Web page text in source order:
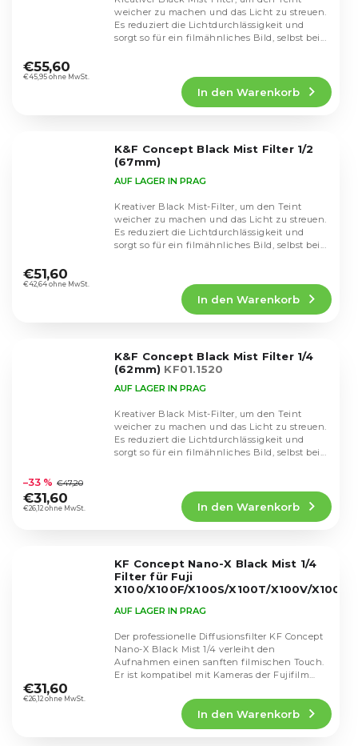
durchschnittliche
Produktbewertung
€45,95 ohne MwSt.
€55,60
In den Warenkorb
weicher zu machen und das Licht zu streuen.
Es reduziert die Lichtdurchlässigkeit und
sorgt so für ein filmähnliches Bild, selbst bei...
K&F Concept Black Mist Filter 1/2
(67mm)
durchschnittliche
Produktbewertung
AUF LAGER IN PRAG
€42,64 ohne MwSt.
€51,60
In den Warenkorb
Kreativer Black Mist-Filter, um den Teint
weicher zu machen und das Licht zu streuen.
Es reduziert die Lichtdurchlässigkeit und
sorgt so für ein filmähnliches Bild, selbst bei...
K&F Concept Black Mist Filter 1/4
(62mm) KF01.1520
durchschnittliche
Produktbewertung
ist
AUF LAGER IN PRAG
€26,12 ohne MwSt.
–33 % €47,20
€31,60
In den Warenkorb
Kreativer Black Mist-Filter, um den Teint
weicher zu machen und das Licht zu streuen.
Es reduziert die Lichtdurchlässigkeit und
sorgt so für ein filmähnliches Bild, selbst bei...
KF Concept Nano-X Black Mist 1/4
Filter für Fuji
X100/X100F/X100S/X100T/X100V/X100VI
durchschnittliche
Produktbewertung
AUF LAGER IN PRAG
€26,12 ohne MwSt.
€31,60
In den Warenkorb
Der professionelle Diffusionsfilter KF Concept
Nano-X Black Mist 1/4 verleiht den
Aufnahmen einen sanften filmischen Touch.
Er ist kompatibel mit Kameras der Fujifilm